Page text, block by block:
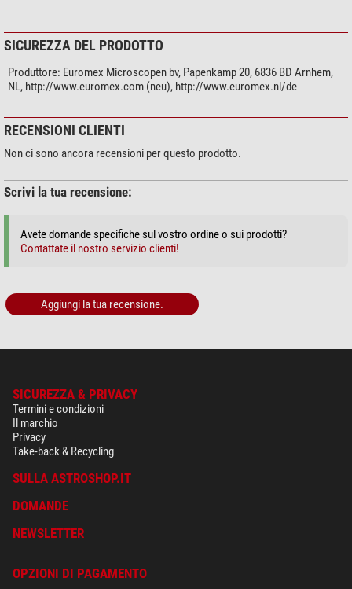
SICUREZZA DEL PRODOTTO
Produttore: Euromex Microscopen bv, Papenkamp 20, 6836 BD Arnhem,
NL, http://www.euromex.com (neu), http://www.euromex.nl/de
RECENSIONI CLIENTI
Non ci sono ancora recensioni per questo prodotto.
Scrivi la tua recensione:
Avete domande specifiche sul vostro ordine o sui prodotti?
Contattate il nostro servizio clienti!
Aggiungi la tua recensione.
SICUREZZA & PRIVACY
Termini e condizioni
Il marchio
Privacy
Take-back & Recycling
SULLA ASTROSHOP.IT
DOMANDE
NEWSLETTER
OPZIONI DI PAGAMENTO